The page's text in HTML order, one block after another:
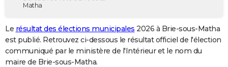
Destinations
City break
Voyage nature
Voyage de noces
Forum
GUIDES D'ACHAT
BONS PLANS
Matha
Le résultat des élections municipales 2026 à Brie-sous-Matha
est publié. Retrouvez ci-dessous le résultat officiel de l'élection
communiqué par le ministère de l'Intérieur et le nom du
maire de Brie-sous-Matha.